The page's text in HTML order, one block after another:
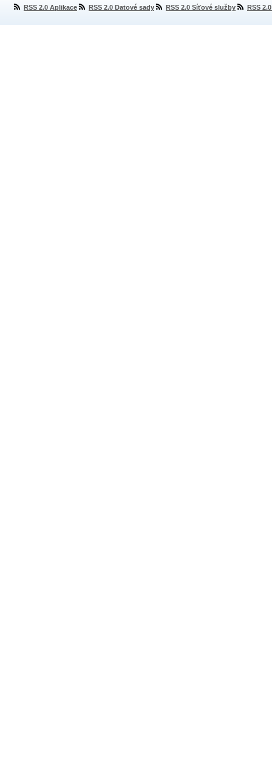
RSS 2.0 Aplikace RSS 2.0 Datové sady RSS 2.0 Síťové služby RSS